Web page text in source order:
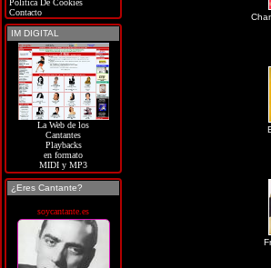
Política De Cookies
Contacto
IM DIGITAL
La Web de los
Cantantes
Playbacks
en formato
MIDI y MP3
¿Eres Cantante?
soycantante.es